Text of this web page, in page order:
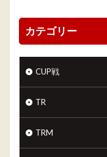
カテゴリー
CUP戦
TR
TRM